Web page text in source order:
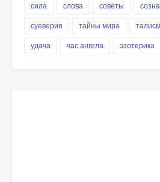
сила
слова советы
суеверия
тайны мира
удача
час ангела эзотерика